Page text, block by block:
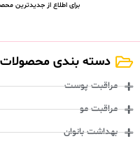
برای اطلاع از جدیدترین
دسته بندی محصولات
مراقبت پوست
مراقبت مو
بهداشت بانوان